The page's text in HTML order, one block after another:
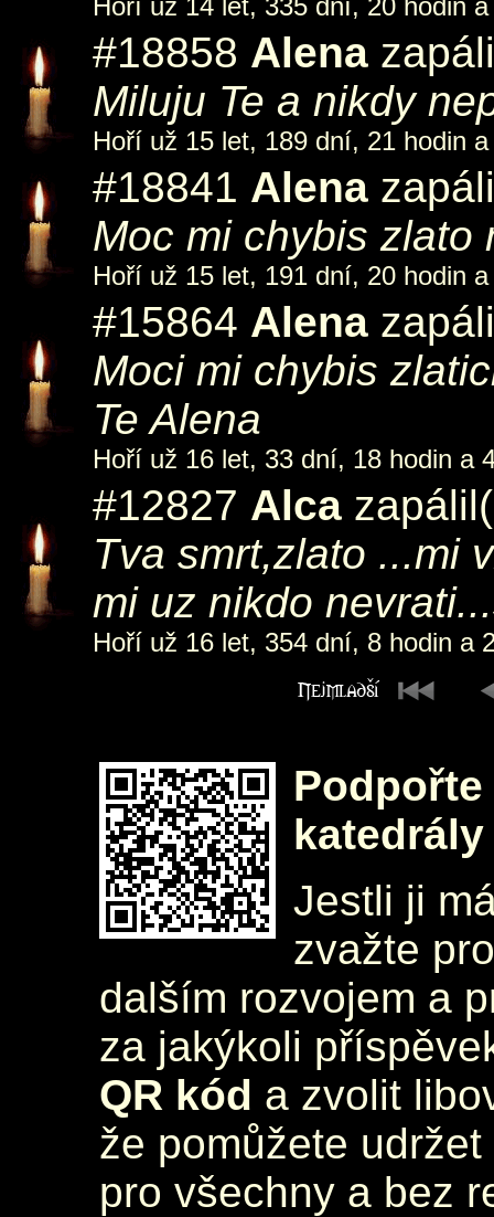
Hoří už 14 let, 335 dní, 20 hodin
#18858 Alena
Miluju Te a nikdy
Hoří už 15 let, 189 dní, 21 hodin
#18841 Alena
Moc mi chybis zlato
Hoří už 15 let, 191 dní, 20 hodin
#15864 Alena
Moci mi chybis
Te Alena
Hoří už 16 let, 33 dní, 18 hodin a
#12827 Alca
Tva smrt,zlato ...mi
mi uz nikdo
Hoří už 16 let, 354 dní, 8 hodin a
katedrály
Jestli ji
zvažte
dalším rozvojem a
za jakýkoli
QR kód a zvolit
že pomůžete
pro všechny a bez